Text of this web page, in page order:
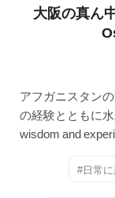
大阪の真ん
アフガニスタン
の経験とともに
wisdom and
#日常